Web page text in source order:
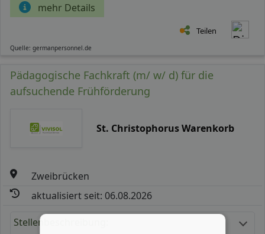
mehr Details
Teilen
Quelle: germanpersonnel.de
Pädagogische Fachkraft (m/ w/ d) für die
aufsuchende Frühförderung
St. Christophorus Warenkorb
Zweibrücken
aktualisiert seit: 06.08.2026
Stellenbeschreibung: